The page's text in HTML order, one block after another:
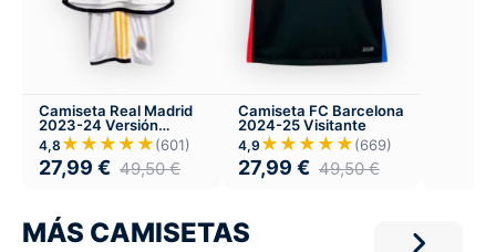
Camiseta Real Madrid
2023-24 Versión
Infantil Local
4,8 ★★★★★(601)
27,99 € 49,50€
Camiseta FC Barcelona
2024-25 Visitante
4,9 ★★★★★(669)
27,99 € 49,50€
MÁS CAMISETAS